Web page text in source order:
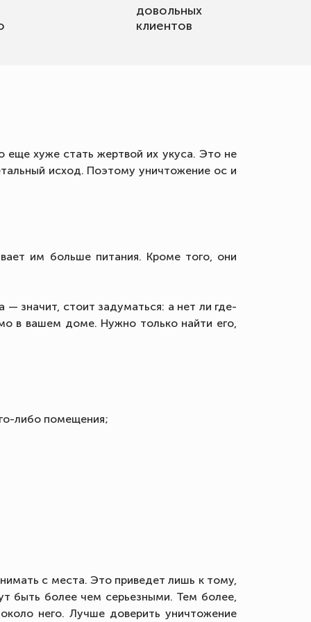
довольных
клиентов
еще хуже стать жертвой их укуса. Это не
исход. Поэтому уничтожение ос и
им больше питания. Кроме того, они
значит, стоит задуматься: а нет ли где-
в вашем доме. Нужно только найти его,
либо помещения;
с места. Это приведет лишь к тому,
быть более чем серьезными. Тем более,
него. Лучше доверить уничтожение